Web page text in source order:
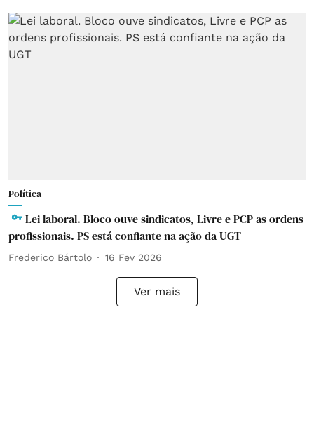
Política
Lei laboral. Bloco ouve sindicatos, Livre e PCP as ordens
profissionais. PS está confiante na ação da UGT
Frederico Bártolo 16 Fev 2026
Ver mais